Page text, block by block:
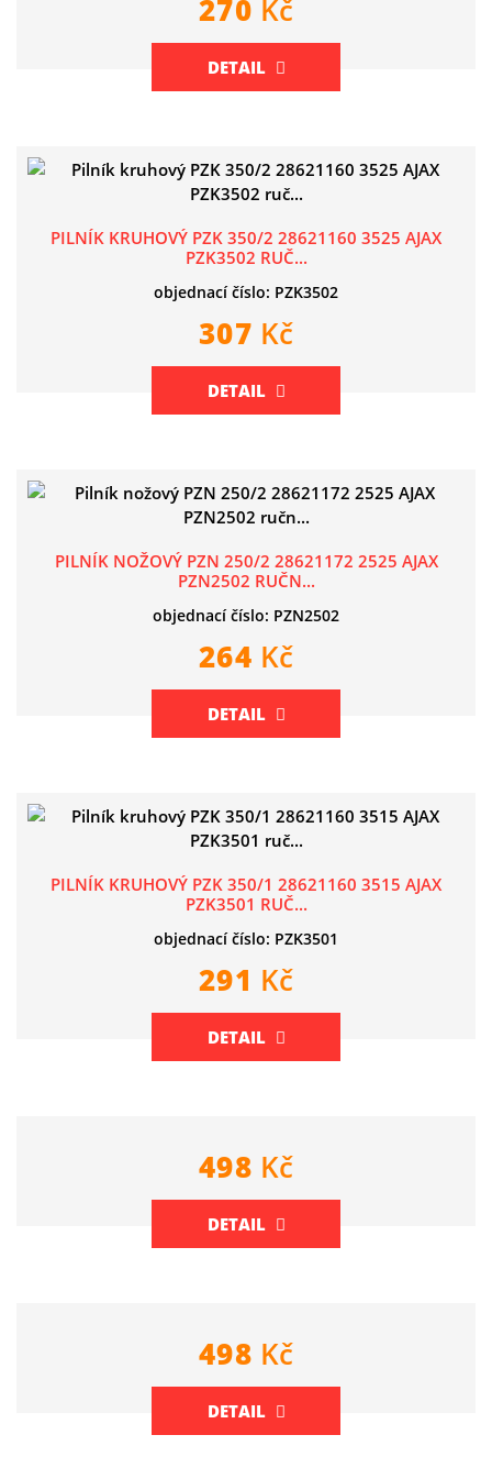
270 Kč
DETAIL
PILNÍK KRUHOVÝ PZK 350/2 28621160 3525 AJAX
PZK3502 RUČ...
objednací číslo: PZK3502
307 Kč
DETAIL
PILNÍK NOŽOVÝ PZN 250/2 28621172 2525 AJAX
PZN2502 RUČN...
objednací číslo: PZN2502
264 Kč
DETAIL
PILNÍK KRUHOVÝ PZK 350/1 28621160 3515 AJAX
PZK3501 RUČ...
objednací číslo: PZK3501
291 Kč
DETAIL
498 Kč
DETAIL
498 Kč
DETAIL